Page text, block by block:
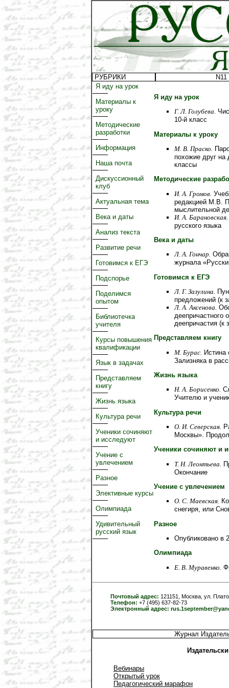
РУБРИКИ
Я иду на урок
Материалы к
уроку
Методические
разработки
Информация
Наша почта
Дискуссионный
клуб
Актуальная тема
Века и даты
Анализ текста
Развитие речи
Готовимся к ЕГЭ
Подспорье
Поделимся
опытом
Библиотечка
учителя
Курсы повышения
квалификации
Язык в задачах
Представляем
книгу
Жизнь языка
Культура речи
Ученики сочиняют
и исследуют
Учение с
увлечением
Разное
Элективные курсы
Олимпиада
Удивительный
русский язык
Я иду на урок
Г. Л. Голубева.
10-й класс
Материалы к уроку
М. В. Праско.
похожие друг на
классы
Методические
И. А. Громов.
редакцией М.В.
мыслительной
И. А. Барановская.
русского языка
Века и даты
Л. А. Гончар.
журнала
Готовимся к ЕГЭ
Л. Г. Зазулина.
предложений (к
Л. А. Аксенова.
деепричастного
деепричастия
Представляем книгу
М. Бурас. Истина
Зализняка в
Жизнь языка
Н. А. Борисенко.
Учителю и
Культура речи
О. И. Северская.
Москвы».
Ученики сочиняют и
Т. Н. Леонтьева.
Окончание
Учение с увлечением
О. C. Маевская.
снегиря, или
Разное
Опубликовано в
Олимпиада
Е. В. Муравенко.
Почтовый адрес: 121151, Москва, ул.
Телефон: +7 (495) 637-82-73
Электронный адрес:
Журнал
Вебинары
Открытый урок
Педагогический марафон